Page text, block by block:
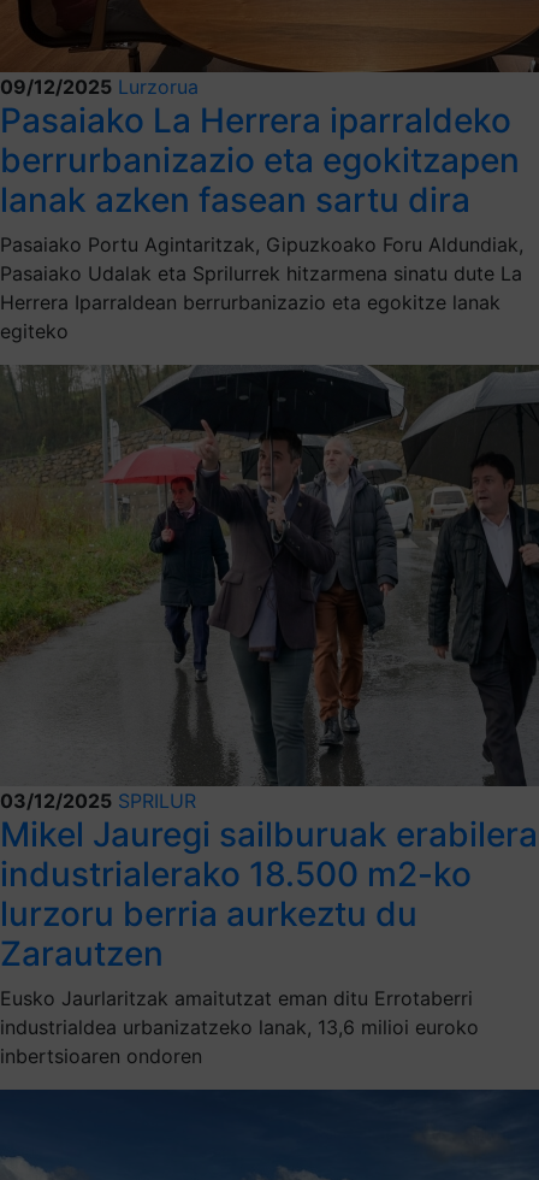
09/12/2025 Lurzorua
Pasaiako La Herrera iparraldeko
berrurbanizazio eta egokitzapen
lanak azken fasean sartu dira
Pasaiako Portu Agintaritzak, Gipuzkoako Foru Aldundiak,
Pasaiako Udalak eta Sprilurrek hitzarmena sinatu dute La
Herrera Iparraldean berrurbanizazio eta egokitze lanak
egiteko
03/12/2025 SPRILUR
Mikel Jauregi sailburuak erabilera
industrialerako 18.500 m2-ko
lurzoru berria aurkeztu du
Zarautzen
Eusko Jaurlaritzak amaitutzat eman ditu Errotaberri
industrialdea urbanizatzeko lanak, 13,6 milioi euroko
inbertsioaren ondoren